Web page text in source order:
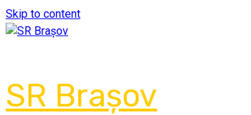
Skip to content
SR Brașov